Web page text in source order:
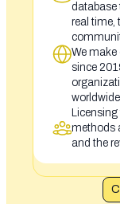
database
real time,
We make
since
methods
and the